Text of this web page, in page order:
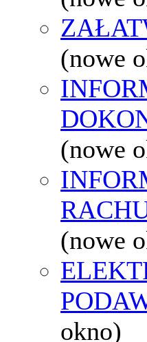
(nowe
(nowe
(nowe
okno)